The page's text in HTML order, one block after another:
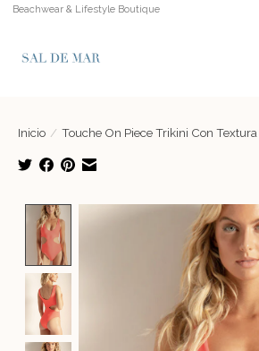
Beachwear & Lifestyle Boutique
Inicio / Touche On Piece Trikini Con
Product image slideshow